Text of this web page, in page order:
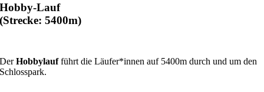
Hobby-Lauf
(Strecke: 5400m)
DerHobbylaufführt die Läufer*innen auf 5400m durch und um den
Schlosspark.